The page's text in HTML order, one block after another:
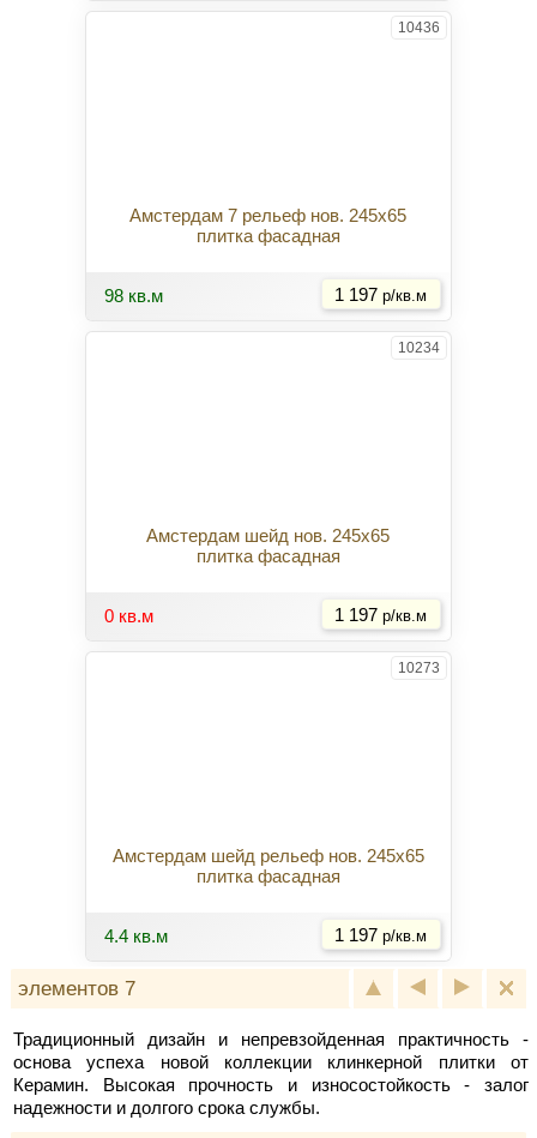
10436
Амстердам 7 рельеф нов. 245x65
плитка фасадная
98 кв.м 1 197 р/кв.м
10234
Амстердам шейд нов. 245x65
плитка фасадная
0 кв.м 1 197 р/кв.м
10273
Амстердам шейд рельеф нов. 245x65
плитка фасадная
4.4 кв.м 1 197 р/кв.м
элементов 7
Традиционный дизайн и непревзойденная практичность -
основа успеха новой коллекции клинкерной плитки от
Керамин. Высокая прочность и износостойкость - залог
надежности и долгого срока службы.